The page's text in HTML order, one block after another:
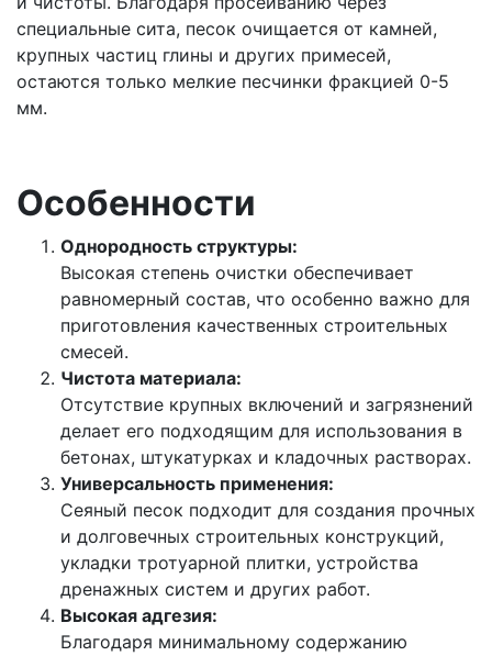
специальные сита, песок очищается от камней,
крупных частиц глины и других примесей,
остаются только мелкие песчинки фракцией 0-5
мм.
Особенности
Однородность структуры:
Высокая степень очистки обеспечивает
равномерный состав, что особенно важно для
приготовления качественных строительных
смесей.
Чистота материала:
Отсутствие крупных включений и загрязнений
делает его подходящим для использования в
бетонах, штукатурках и кладочных растворах.
Универсальность применения:
Сеяный песок подходит для создания прочных
и долговечных строительных конструкций,
укладки тротуарной плитки, устройства
дренажных систем и других работ.
Высокая адгезия:
Благодаря минимальному содержанию